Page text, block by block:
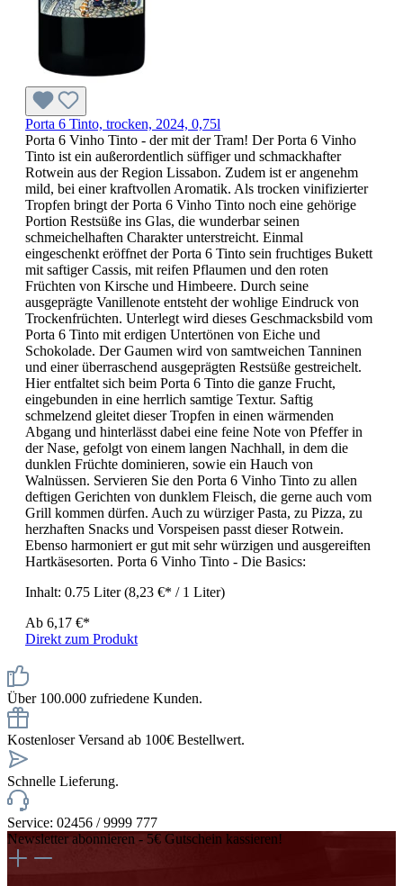
Porta 6 Tinto, trocken, 2024, 0,75l
Porta 6 Vinho Tinto - der mit der Tram! Der Porta 6 Vinho
Tinto ist ein außerordentlich süffiger und schmackhafter
Rotwein aus der Region Lissabon. Zudem ist er angenehm
mild, bei einer kraftvollen Aromatik. Als trocken vinifizierter
Tropfen bringt der Porta 6 Vinho Tinto noch eine gehörige
Portion Restsüße ins Glas, die wunderbar seinen
schmeichelhaften Charakter unterstreicht. Einmal
eingeschenkt eröffnet der Porta 6 Tinto sein fruchtiges Bukett
mit saftiger Cassis, mit reifen Pflaumen und den roten
Früchten von Kirsche und Himbeere. Durch seine
ausgeprägte Vanillenote entsteht der wohlige Eindruck von
Trockenfrüchten. Unterlegt wird dieses Geschmacksbild vom
Porta 6 Tinto mit erdigen Untertönen von Eiche und
Schokolade. Der Gaumen wird von samtweichen Tanninen
und einer überraschend ausgeprägten Restsüße gestreichelt.
Hier entfaltet sich beim Porta 6 Tinto die ganze Frucht,
eingebunden in eine herrlich samtige Textur. Saftig
schmelzend gleitet dieser Tropfen in einen wärmenden
Abgang und hinterlässt dabei eine feine Note von Pfeffer in
der Nase, gefolgt von einem langen Nachhall, in dem die
dunklen Früchte dominieren, sowie ein Hauch von
Walnüssen. Servieren Sie den Porta 6 Vinho Tinto zu allen
deftigen Gerichten von dunklem Fleisch, die gerne auch vom
Grill kommen dürfen. Auch zu würziger Pasta, zu Pizza, zu
herzhaften Snacks und Vorspeisen passt dieser Rotwein.
Ebenso harmoniert er gut mit sehr würzigen und ausgereiften
Hartkäsesorten. Porta 6 Vinho Tinto - Die Basics:
Inhalt: 0.75 Liter(8,23 €* / 1 Liter)
Ab 6,17 €*
Direkt zum Produkt
Über 100.000 zufriedene Kunden.
Kostenloser Versand ab 100€ Bestellwert.
Schnelle Lieferung.
Service: 02456 / 9999 777
Newsletter abonnieren - 5€ Gutschein kassieren!